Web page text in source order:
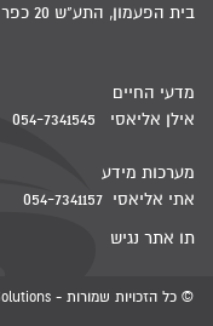
בית הפעמון, התע"ש 20 כפר סבא
מדעי החיים
אילן אליאסי 054-7341545
מערכות מידע
אתי אליאסי 054-7341157
תו אתר נגיש
© כל הזכויות שמורות - Citrine Solutions